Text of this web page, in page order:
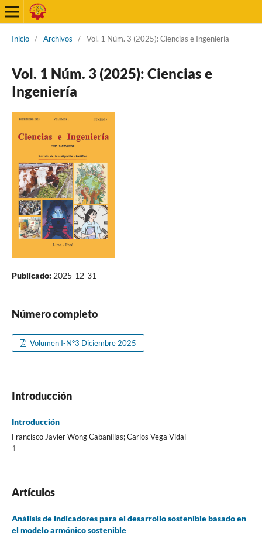
Inicio / Archivos / Vol. 1 Núm. 3 (2025): Ciencias e Ingeniería
Vol. 1 Núm. 3 (2025): Ciencias e
Ingeniería
Publicado: 2025-12-31
Número completo
Volumen I-N°3 Diciembre 2025
Introducción
Introducción
Francisco Javier Wong Cabanillas; Carlos Vega Vidal
1
Artículos
Análisis de indicadores para el desarrollo sostenible basado en
el modelo armónico sostenible